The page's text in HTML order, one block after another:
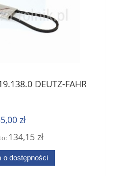
DEUTZ-FAHR
zł
134,15 zł
o dostępności